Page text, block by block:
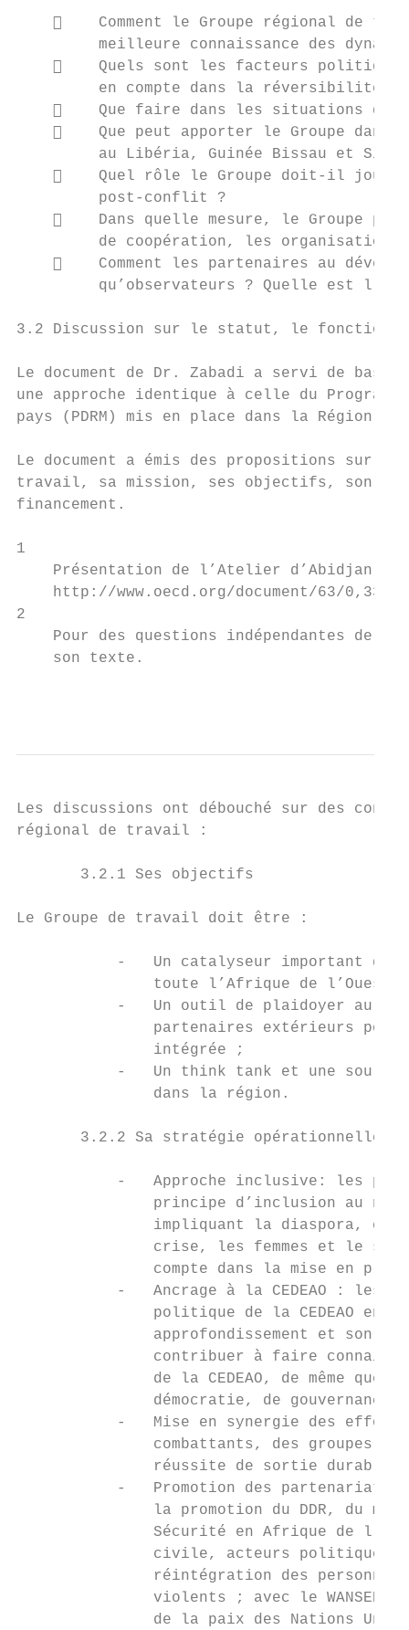
    Comment le Groupe régional de
meilleure connaissance des
    Quels sont les facteurs
en compte dans la réversibilité
    Que faire dans les situations de
    Que peut apporter le Groupe dans
au Libéria, Guinée Bissau et
    Quel rôle le Groupe doit-il
         post-conflit ?
    Dans quelle mesure, le Groupe
de coopération, les
    Comment les partenaires au
qu’observateurs ? Quelle est
3.2 Discussion sur le statut, le
Le document de Dr. Zabadi a servi de base
une approche identique à celle du
pays (PDRM) mis en place dans la Région
Le document a émis des propositions sur
travail, sa mission, ses objectifs, son
financement.
1
    Présentation de l’Atelier d’Abidjan :
http://www.oecd.org/document/63/
2
Pour des questions indépendantes de
    son texte.
Les discussions ont débouché sur des
régional de travail :
       3.2.1 Ses objectifs
Le Groupe de travail doit être :
-   Un catalyseur important
               toute l’Afrique de l’Ouest ;
-   Un outil de plaidoyer au
partenaires extérieurs
               intégrée ;
-   Un think tank et une
               dans la région.
       3.2.2 Sa stratégie opérationnelle
-   Approche inclusive: les
principe d’inclusion au
impliquant la diaspora,
crise, les femmes et le
compte dans la mise en
-   Ancrage à la CEDEAO : les
politique de la CEDEAO en
approfondissement et son
contribuer à faire
de la CEDEAO, de même que
démocratie, de gouvernance
-   Mise en synergie des
combattants, des groupes
réussite de sortie durable
-   Promotion des partenariats
la promotion du DDR, du
Sécurité en Afrique de
civile, acteurs
réintégration des
violents ; avec le WANSED,
de la paix des Nations